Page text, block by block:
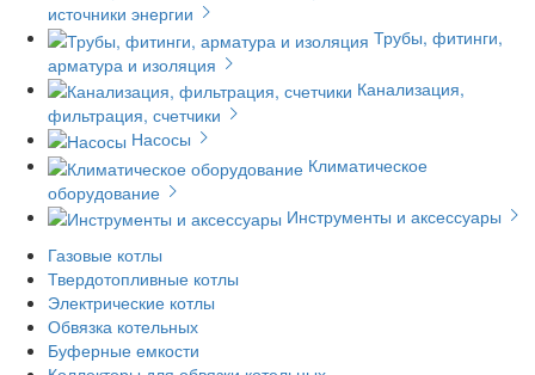
источники энергии
Трубы, фитинги,
арматура и изоляция
Канализация,
фильтрация, счетчики
Насосы
Климатическое
оборудование
Инструменты и аксессуары
Газовые котлы
Твердотопливные котлы
Электрические котлы
Обвязка котельных
Буферные емкости